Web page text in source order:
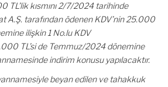
TL’lik kısmını 2/7/2024 tarihinde
A.Ş. tarafından ödenen KDV’nin 25.000
ilişkin 1 No.lu KDV
TL’si de Temmuz/2024 dönemine
indirim konusu yapılacaktır.
beyan edilen ve tahakkuk